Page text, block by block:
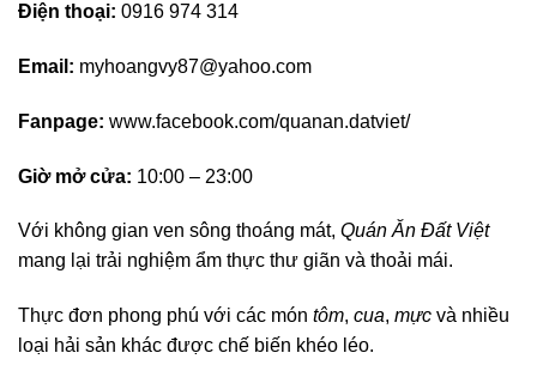
Điện thoại: 0916 974 314
Email: myhoangvy87@yahoo.com
Fanpage: www.facebook.com/quanan.datviet/
Giờ mở cửa: 10:00 – 23:00
Với không gian ven sông thoáng mát, Quán Ăn Đất Việt
mang lại trải nghiệm ẩm thực thư giãn và thoải mái.
Thực đơn phong phú với các món tôm, cua, mực và nhiều
loại hải sản khác được chế biến khéo léo.